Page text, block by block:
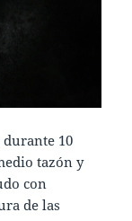
10
tazón y
con
de las